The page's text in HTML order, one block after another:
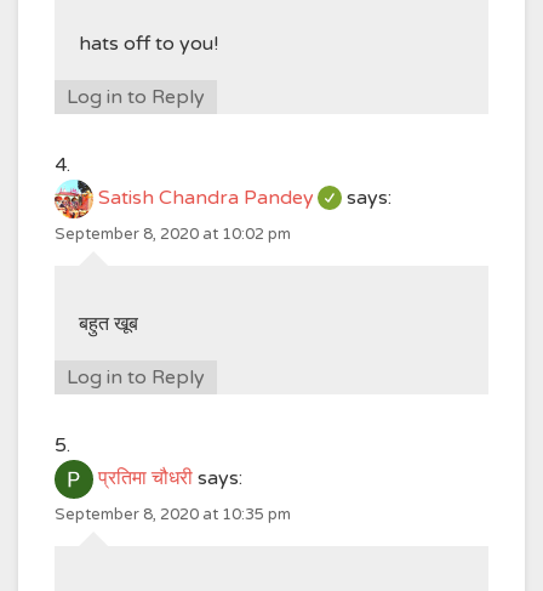
hats off to you!
Log in to Reply
Satish Chandra Pandey says:
September 8, 2020 at 10:02 pm
बहुत खूब
Log in to Reply
प्रतिमा चौधरी says:
September 8, 2020 at 10:35 pm